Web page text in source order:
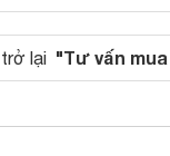
lại "Tư vấn